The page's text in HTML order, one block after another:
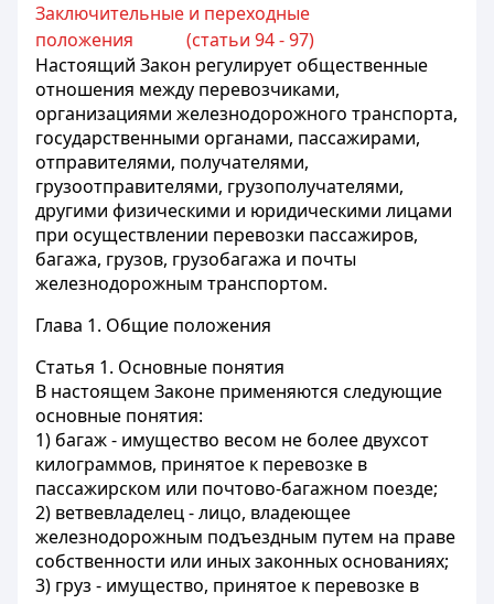
Заключительные и переходные
положения (статьи 94 - 97)
Настоящий Закон регулирует общественные
отношения между перевозчиками,
организациями железнодорожного транспорта,
государственными органами, пассажирами,
отправителями, получателями,
грузоотправителями, грузополучателями,
другими физическими и юридическими лицами
при осуществлении перевозки пассажиров,
багажа, грузов, грузобагажа и почты
железнодорожным транспортом.
Глава 1. Общие положения
Статья 1. Основные понятия
В настоящем Законе применяются следующие
основные понятия:
1) багаж- имущество весом не более двухсот
килограммов, принятое к перевозке в
пассажирском или почтово-багажном поезде;
2) ветвевладелец- лицо, владеющее
железнодорожным подъездным путем на праве
собственности или иных законных основаниях;
3) груз - имущество, принятое к перевозке в